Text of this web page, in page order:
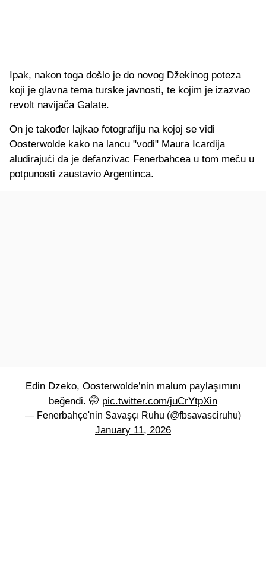
Ipak, nakon toga došlo je do novog Džekinog poteza
koji je glavna tema turske javnosti, te kojim je izazvao
revolt navijača Galate.
On je također lajkao fotografiju na kojoj se vidi
Oosterwolde kako na lancu "vodi" Maura Icardija
aludirajući da je defanzivac Fenerbahcea u tom meču u
potpunosti zaustavio Argentinca.
Edin Dzeko, Oosterwolde’nin malum paylaşımını
beğendi. 🤭 pic.twitter.com/juCrYtpXin
— Fenerbahçe'nin Savaşçı Ruhu (@fbsavasciruhu)
January 11, 2026